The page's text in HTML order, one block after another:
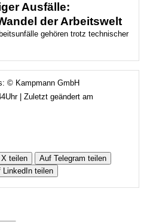
Ausfälle:
der Arbeitswelt
gehören trotz technischer
© Kampmann GmbH
| Zuletzt geändert am
teilen
Auf Telegram teilen
LinkedIn teilen